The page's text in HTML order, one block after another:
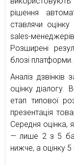
рішення
ставлячи
sales-
Розширені
блозі платформи.
Аналіз
оцінку діалогу.
етап типової
презентація
Середня оцінка,
— лише 2 з 5
нижче, а оцінку